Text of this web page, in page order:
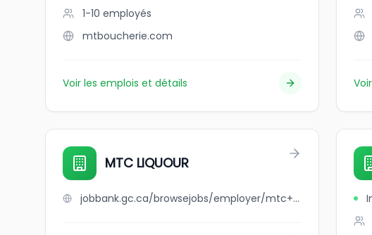
1-10 employés
mtboucherie.com
Voir les emplois et détails
MTC LIQUOUR
jobbank.gc.ca/browsejobs/employer/mtc+liquour/ca